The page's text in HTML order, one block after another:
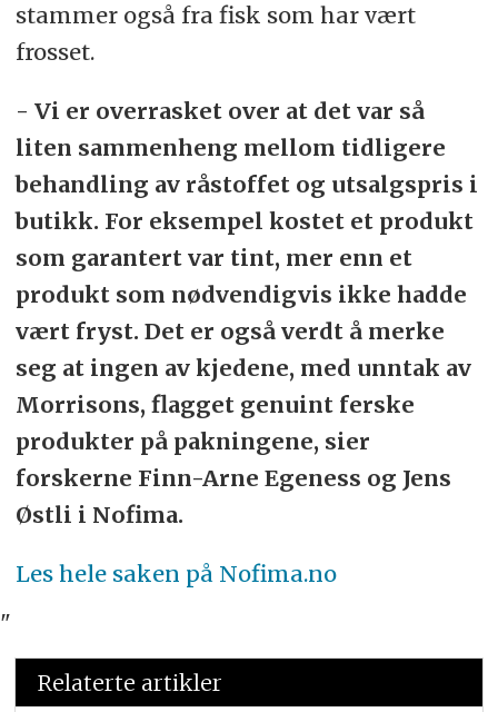
stammer også fra fisk som har vært
frosset.
- Vi er overrasket over at det var så
liten sammenheng mellom tidligere
behandling av råstoffet og utsalgspris i
butikk. For eksempel kostet et produkt
som garantert var tint, mer enn et
produkt som nødvendigvis ikke hadde
vært fryst. Det er også verdt å merke
seg at ingen av kjedene, med unntak av
Morrisons, flagget genuint ferske
produkter på pakningene, sier
forskerne Finn-Arne Egeness og Jens
Østli i Nofima.
Les hele saken på Nofima.no
"
Relaterte artikler